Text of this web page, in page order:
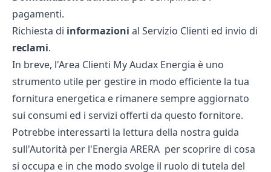
pagamenti.
Richiesta di informazioni al Servizio Clienti ed invio di
reclami.
In breve, l'Area Clienti My Audax Energia è uno
strumento utile per gestire in modo efficiente la tua
fornitura energetica e rimanere sempre aggiornato
sui consumi ed i servizi offerti da questo fornitore.
Potrebbe interessarti la lettura della nostra guida
sull'Autorità per l'Energia ARERA per scoprire di cosa
si occupa e in che modo svolge il ruolo di tutela del